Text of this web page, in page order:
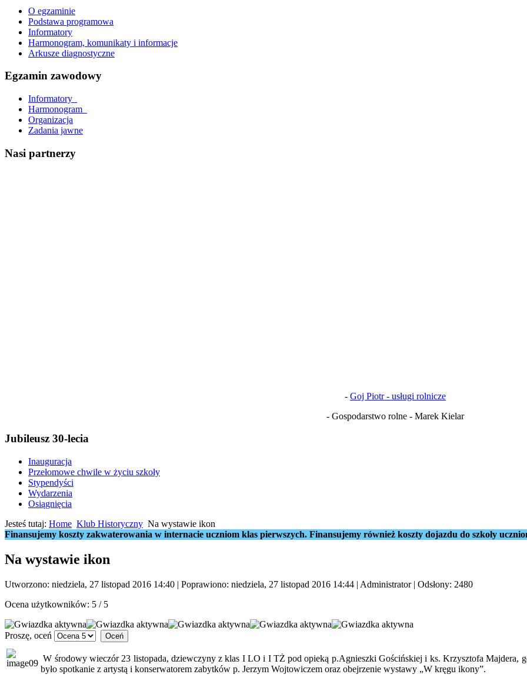
O egzaminie
Podstawa programowa
Informatory
Harmonogram, komunikaty i informacje
Arkusze diagnostyczne
Egzamin zawodowy
Informatory_
Harmonogram_
Organizacja
Zadania jawne
Nasi partnerzy
- Goj Piotr - usługi rolnicze
- Gospodarstwo rolne - Marek Kielar
Jubileusz 30-lecia
Inauguracja
Przełomowe chwile w życiu szkoły
Stypendyści
Wydarzenia
Osiągnięcia
Jesteś tutaj: Home Klub Historyczny Na wystawie ikon
Finansujemy koszty zakwaterowania w internacie uczniom klas pierwszych. Finansujemy również koszty dojazdu do szkoły
Na wystawie ikon
Utworzono: niedziela, 27 listopad 2016 14:40 | Poprawiono: niedziela, 27 listopad 2016 14:44 | Administrator| Odsłony: 2480
Ocena użytkowników: 5 / 5
Proszę, oceń
W środowy wieczór 23 listopada, dziewczyny z klas I LO i I TŻ pod opieką p.Agnieszki Gościńskiej i ks. Krzysztofa Majdera,
było spotkanie z artystą i konserwatorem zabytków p. Jerzym Wojtowiczem oraz obejrzenie wystawy „W kręgu ikony”.